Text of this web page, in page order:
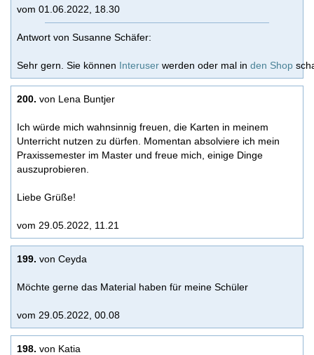
vom 01.06.2022, 18.30
Antwort von Susanne Schäfer:
Sehr gern. Sie können Interuser werden oder mal in den Shop
200. von Lena Buntjer
Ich würde mich wahnsinnig freuen, die Karten in meinem
Unterricht nutzen zu dürfen. Momentan absolviere ich mein
Praxissemester im Master und freue mich, einige Dinge
auszuprobieren.
Liebe Grüße!
vom 29.05.2022, 11.21
199. von Ceyda
Möchte gerne das Material haben für meine Schüler
vom 29.05.2022, 00.08
198. von Katia